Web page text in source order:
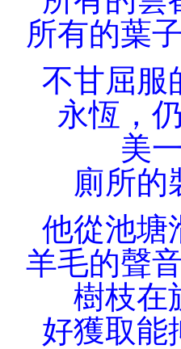
所有的葉
不甘屈服
永恆，
美
廁所的
他從池塘
羊毛的聲
樹枝在
好獲取能